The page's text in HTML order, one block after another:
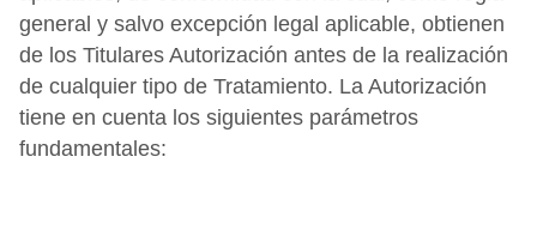
general y salvo excepción legal aplicable, obtienen
de los Titulares Autorización antes de la realización
de cualquier tipo de Tratamiento. La Autorización
tiene en cuenta los siguientes parámetros
fundamentales: